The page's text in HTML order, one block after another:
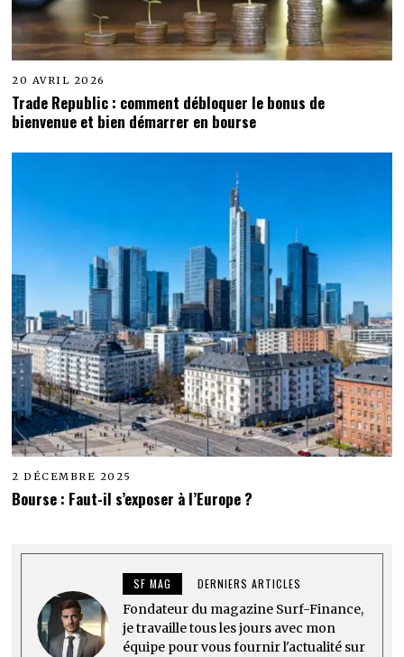
20 AVRIL 2026
Trade Republic : comment débloquer le bonus de
bienvenue et bien démarrer en bourse
2 DÉCEMBRE 2025
Bourse : Faut-il s’exposer à l’Europe ?
SF MAG DERNIERS ARTICLES
Fondateur du magazine Surf-Finance,
je travaille tous les jours avec mon
équipe pour vous fournir l'actualité sur